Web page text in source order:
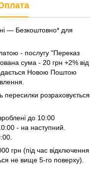
— Безкоштовно* для
- послугу "Переказ
сума - 20 грн +2% від
Новою Поштою
пересилки розраховується
до 10:00
- на наступний.
грн (під час відключення
не вище 5-го поверху).